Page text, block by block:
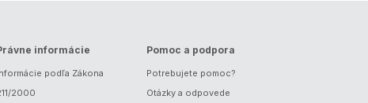
informácie
podľa Zákona
2000
Pomoc a podpora
Potrebujete pomoc?
Otázky a odpovede